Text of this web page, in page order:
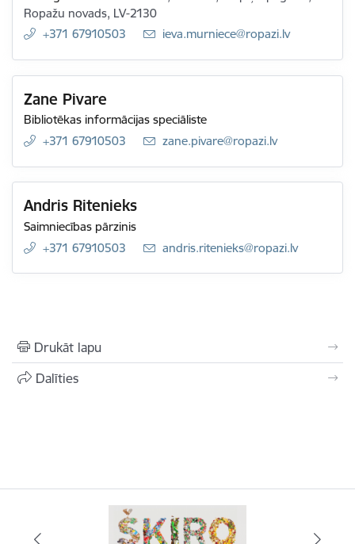
Ropažu novads, LV-2130
+371 67910503
E-pasts:
ieva.murniece@ropazi.lv
Zane Pivare
Bibliotēkas informācijas speciāliste
+371 67910503
E-pasts:
zane.pivare@ropazi.lv
Andris Ritenieks
Saimniecības pārzinis
+371 67910503
E-pasts:
andris.ritenieks@ropazi.lv
Drukāt lapu
Dalīties